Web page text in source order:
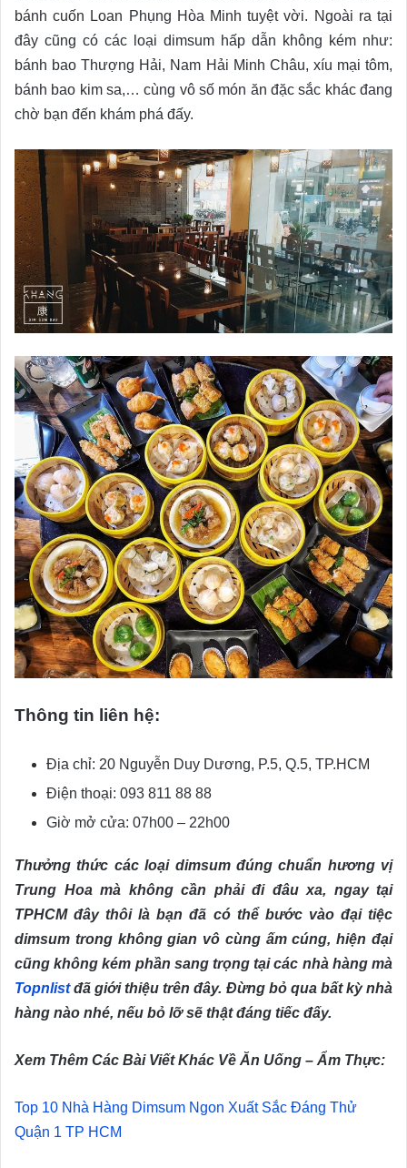
bánh cuốn Loan Phụng Hòa Minh tuyệt vời. Ngoài ra tại
đây cũng có các loại dimsum hấp dẫn không kém như:
bánh bao Thượng Hải, Nam Hải Minh Châu, xíu mại tôm,
bánh bao kim sa,… cùng vô số món ăn đặc sắc khác đang
chờ bạn đến khám phá đấy.
Thông tin liên hệ:
Địa chỉ: 20 Nguyễn Duy Dương, P.5, Q.5, TP.HCM
Điện thoại: 093 811 88 88
Giờ mở cửa: 07h00 – 22h00
Thưởng thức các loại dimsum đúng chuẩn hương vị
Trung Hoa mà không cần phải đi đâu xa, ngay tại
TPHCM đây thôi là bạn đã có thể bước vào đại tiệc
dimsum trong không gian vô cùng ấm cúng, hiện đại
cũng không kém phần sang trọng tại các nhà hàng mà
Topnlistđã giới thiệu trên đây. Đừng bỏ qua bất kỳ nhà
hàng nào nhé, nếu bỏ lỡ sẽ thật đáng tiếc đấy.
Xem Thêm Các Bài Viết Khác Về Ăn Uống – Ẩm Thực:
Top 10 Nhà Hàng Dimsum Ngon Xuất Sắc Đáng Thử
Quận 1 TP HCM